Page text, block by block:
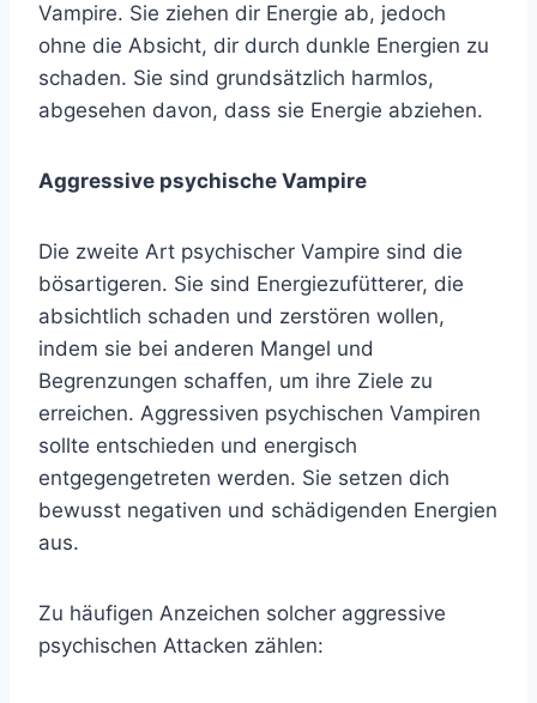
Vampire. Sie ziehen dir Energie ab, jedoch
ohne die Absicht, dir durch dunkle Energien zu
schaden. Sie sind grundsätzlich harmlos,
abgesehen davon, dass sie Energie abziehen.
Aggressive psychische Vampire
Die zweite Art psychischer Vampire sind die
bösartigeren. Sie sind Energiezufütterer, die
absichtlich schaden und zerstören wollen,
indem sie bei anderen Mangel und
Begrenzungen schaffen, um ihre Ziele zu
erreichen. Aggressiven psychischen Vampiren
sollte entschieden und energisch
entgegengetreten werden. Sie setzen dich
bewusst negativen und schädigenden Energien
aus.
Zu häufigen Anzeichen solcher aggressive
psychischen Attacken zählen: